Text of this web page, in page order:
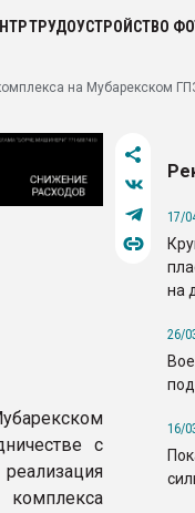
ТРУДОУСТРОЙСТВО
на Мубарекском
с
17/
на
26/
16/